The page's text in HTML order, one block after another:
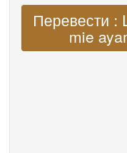
Перевести :
mie